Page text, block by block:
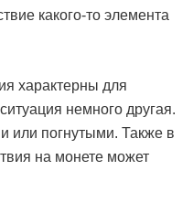
какого-то элемента
характерны для
немного другая.
или погнутыми. Также в
на монете может